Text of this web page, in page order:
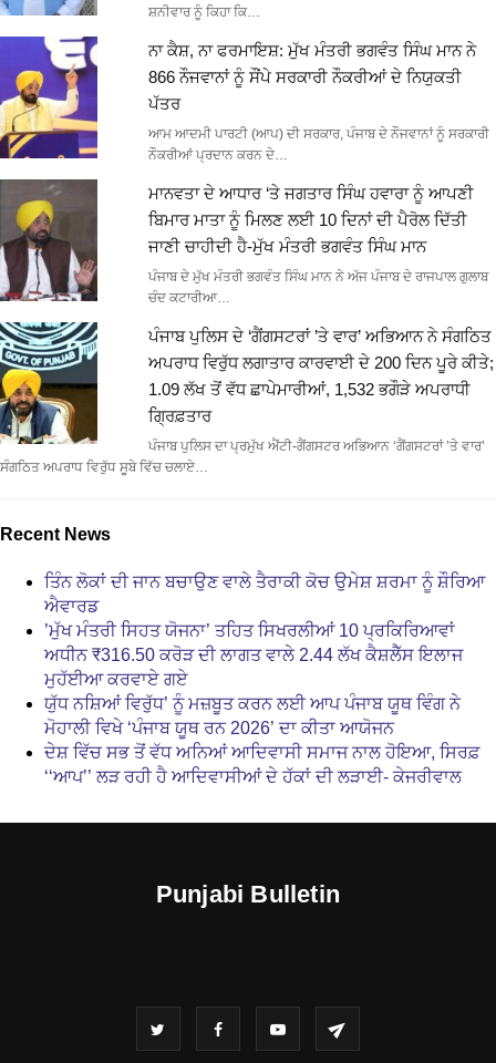
ਸ਼ਨੀਵਾਰ ਨੂੰ ਕਿਹਾ ਕਿ…
ਨਾ ਕੈਸ਼, ਨਾ ਫਰਮਾਇਸ਼: ਮੁੱਖ ਮੰਤਰੀ ਭਗਵੰਤ ਸਿੰਘ ਮਾਨ ਨੇ
866 ਨੌਜਵਾਨਾਂ ਨੂੰ ਸੌਂਪੇ ਸਰਕਾਰੀ ਨੌਕਰੀਆਂ ਦੇ ਨਿਯੁਕਤੀ
ਪੱਤਰ
ਆਮ ਆਦਮੀ ਪਾਰਟੀ (ਆਪ) ਦੀ ਸਰਕਾਰ, ਪੰਜਾਬ ਦੇ ਨੌਜਵਾਨਾਂ ਨੂੰ ਸਰਕਾਰੀ
ਨੌਕਰੀਆਂ ਪ੍ਰਦਾਨ ਕਰਨ ਦੇ…
ਮਾਨਵਤਾ ਦੇ ਆਧਾਰ ‘ਤੇ ਜਗਤਾਰ ਸਿੰਘ ਹਵਾਰਾ ਨੂੰ ਆਪਣੀ
ਬਿਮਾਰ ਮਾਤਾ ਨੂੰ ਮਿਲਣ ਲਈ 10 ਦਿਨਾਂ ਦੀ ਪੈਰੋਲ ਦਿੱਤੀ
ਜਾਣੀ ਚਾਹੀਦੀ ਹੈ-ਮੁੱਖ ਮੰਤਰੀ ਭਗਵੰਤ ਸਿੰਘ ਮਾਨ
ਪੰਜਾਬ ਦੇ ਮੁੱਖ ਮੰਤਰੀ ਭਗਵੰਤ ਸਿੰਘ ਮਾਨ ਨੇ ਅੱਜ ਪੰਜਾਬ ਦੇ ਰਾਜਪਾਲ ਗੁਲਾਬ
ਚੰਦ ਕਟਾਰੀਆ…
ਪੰਜਾਬ ਪੁਲਿਸ ਦੇ ‘ਗੈਂਗਸਟਰਾਂ ’ਤੇ ਵਾਰ’ ਅਭਿਆਨ ਨੇ ਸੰਗਠਿਤ
ਅਪਰਾਧ ਵਿਰੁੱਧ ਲਗਾਤਾਰ ਕਾਰਵਾਈ ਦੇ 200 ਦਿਨ ਪੂਰੇ ਕੀਤੇ;
1.09 ਲੱਖ ਤੋਂ ਵੱਧ ਛਾਪੇਮਾਰੀਆਂ, 1,532 ਭਗੌੜੇ ਅਪਰਾਧੀ
ਗ੍ਰਿਫ਼ਤਾਰ
ਪੰਜਾਬ ਪੁਲਿਸ ਦਾ ਪ੍ਰਮੁੱਖ ਐਂਟੀ-ਗੈਂਗਸਟਰ ਅਭਿਆਨ ‘ਗੈਂਗਸਟਰਾਂ ’ਤੇ ਵਾਰ’
ਸੰਗਠਿਤ ਅਪਰਾਧ ਵਿਰੁੱਧ ਸੂਬੇ ਵਿੱਚ ਚਲਾਏ…
Recent News
ਤਿੰਨ ਲੋਕਾਂ ਦੀ ਜਾਨ ਬਚਾਉਣ ਵਾਲੇ ਤੈਰਾਕੀ ਕੋਚ ਉਮੇਸ਼ ਸ਼ਰਮਾ ਨੂੰ ਸ਼ੌਰਿਆ
ਐਵਾਰਡ
’ਮੁੱਖ ਮੰਤਰੀ ਸਿਹਤ ਯੋਜਨਾ’ ਤਹਿਤ ਸਿਖਰਲੀਆਂ 10 ਪ੍ਰਕਿਰਿਆਵਾਂ
ਅਧੀਨ ₹316.50 ਕਰੋੜ ਦੀ ਲਾਗਤ ਵਾਲੇ 2.44 ਲੱਖ ਕੈਸ਼ਲੈੱਸ ਇਲਾਜ
ਮੁਹੱਈਆ ਕਰਵਾਏ ਗਏ
ਯੁੱਧ ਨਸ਼ਿਆਂ ਵਿਰੁੱਧ’ ਨੂੰ ਮਜ਼ਬੂਤ ਕਰਨ ਲਈ ਆਪ ਪੰਜਾਬ ਯੂਥ ਵਿੰਗ ਨੇ
ਮੋਹਾਲੀ ਵਿਖੇ ‘ਪੰਜਾਬ ਯੂਥ ਰਨ 2026’ ਦਾ ਕੀਤਾ ਆਯੋਜਨ
ਦੇਸ਼ ਵਿੱਚ ਸਭ ਤੋਂ ਵੱਧ ਅਨਿਆਂ ਆਦਿਵਾਸੀ ਸਮਾਜ ਨਾਲ ਹੋਇਆ, ਸਿਰਫ਼
‘‘ਆਪ’’ ਲੜ ਰਹੀ ਹੈ ਆਦਿਵਾਸੀਆਂ ਦੇ ਹੱਕਾਂ ਦੀ ਲੜਾਈ- ਕੇਜਰੀਵਾਲ
Punjabi Bulletin